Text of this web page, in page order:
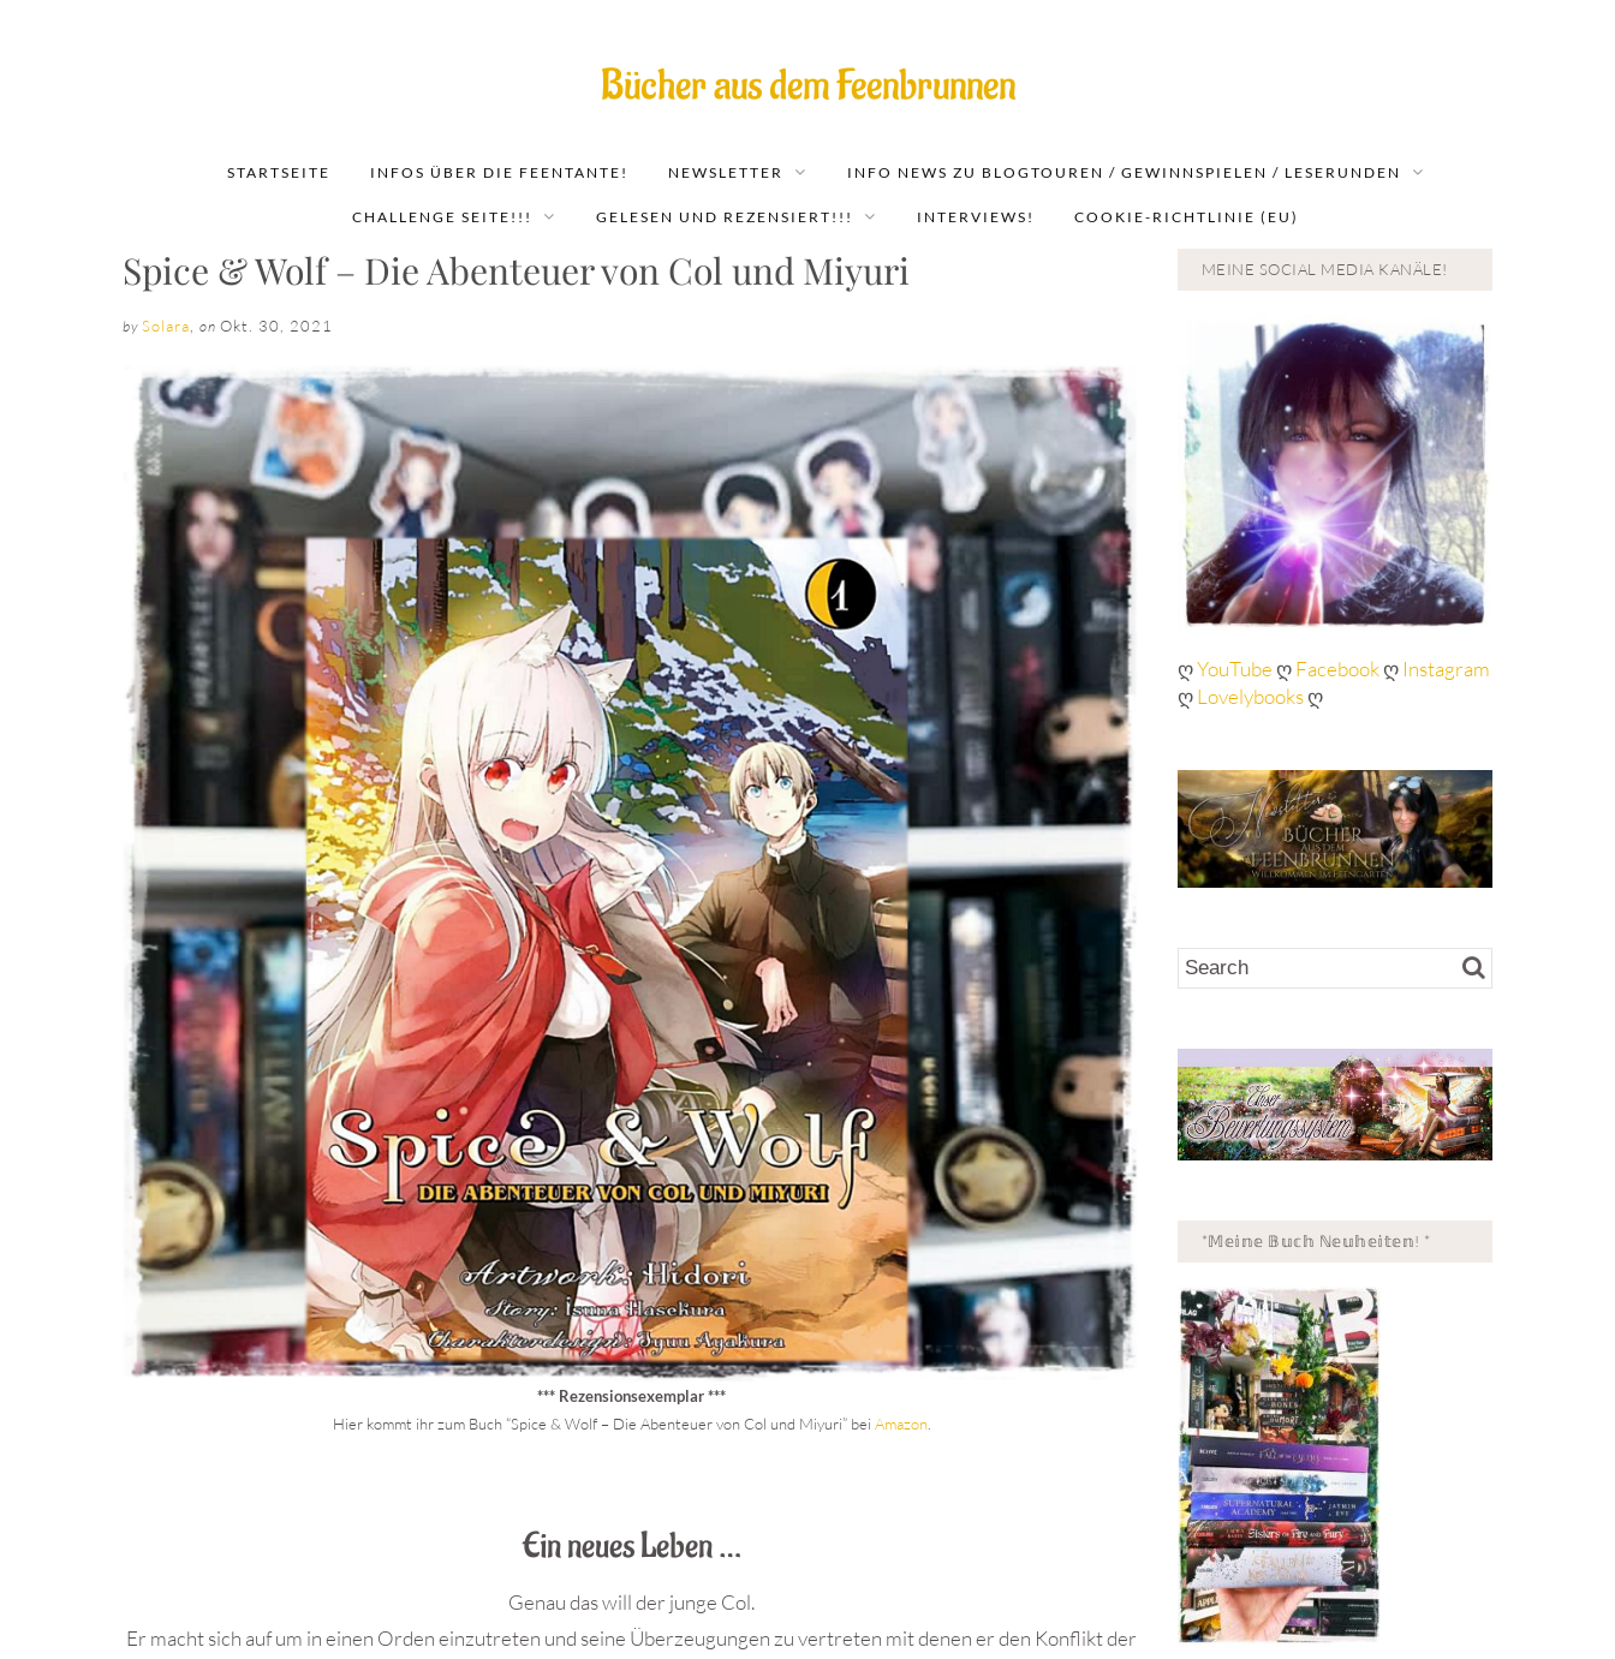
Bücher aus dem Feenbrunnen
STARTSEITE INFOS ÜBER DIE FEENTANTE! NEWSLETTER INFO NEWS ZU BLOGTOUREN / GEWINNSPIELEN / LESERUNDEN
CHALLENGE SEITE!!! GELESEN UND REZENSIERT!!! INTERVIEWS! COOKIE-RICHTLINIE (EU)
Spice & Wolf – Die Abenteuer von Col und Miyuri
by Solara on Okt. 30, 2021
*** Rezensionsexemplar ***
Hier kommt ihr zum Buch “Spice & Wolf – Die Abenteuer von Col und Miyuri” bei Amazon.
Ein neues Leben …
Genau das will der junge Col.
Er macht sich auf um in einen Orden einzutreten und seine Überzeugungen zu vertreten mit denen er den Konflikt der
MEINE SOCIAL MEDIA KANÄLE!
ღYouTubeღFacebookღ Instagram
ღLovelybooksღ
*𝕄𝕖𝕚𝕟𝕖 𝔹𝕦𝕔𝕙 ℕ𝕖𝕦𝕙𝕖𝕚𝕥𝕖𝕟! *